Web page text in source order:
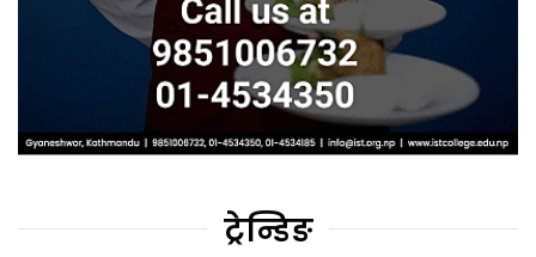
ट्रेन्डिङ